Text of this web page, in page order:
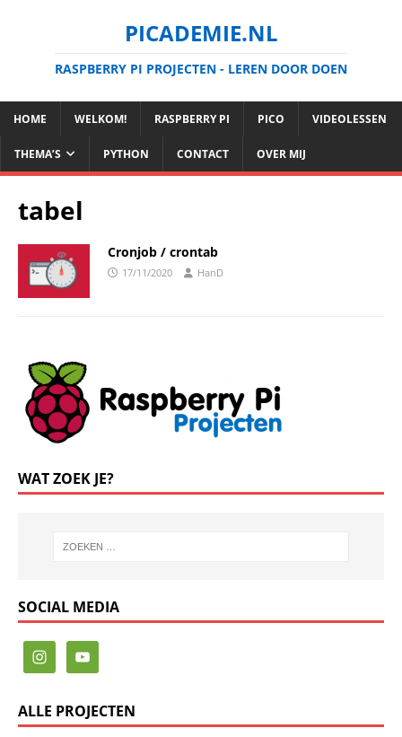
PICADEMIE.NL
RASPBERRY PI PROJECTEN - LEREN DOOR DOEN
HOME WELKOM! RASPBERRY PI PICO VIDEOLESSEN
THEMA’S PYTHON CONTACT OVER MIJ
tabel
Cronjob / crontab
17/11/2020 HanD
WAT ZOEK JE?
SOCIAL MEDIA
ALLE PROJECTEN